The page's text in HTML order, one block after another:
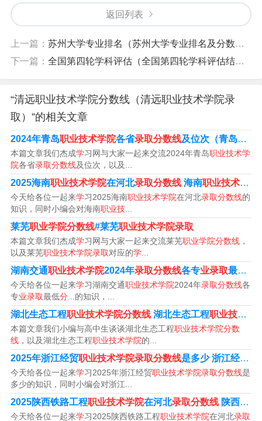
2、清远职业技术学院2023年在广东省(普通类专科批)最低
录取分数分别为：物理类437分、历史类428分。校园环
境：清远职业技术学院成立于2002年。
如下：学校概况：清远市职业技术学校成立于1998年，是
经广东省教育厅批准设立的全日制普通高等职业学校。
4、年清远职业技术学院在广东物理的最低录取分数线为39
2分，对应的录取位次为259996。2021年清远职业技术学
院在广东历史的最低录取分数线为389分，对应的录取位次
为153400。
5、年清远职业技术学院在广东物理的最低录取分数线为39
2分，对应的录取位次为259996。2021年清远职业技术学
院在广东历史的最低录取分数线为385分，对应的录取位次
为156435。
返回列表
上一篇： 苏州大学专业排名（苏州大学专业排名及分数线）
下一篇： 全国第四轮学科评估（全国第四轮学科评估结果）
“清远职业技术学院分数线（清远职业技术学院录
取）”的相关文章
2024年青岛职业技术学院各省录取分数线及位次（青岛职业
本篇文章我们杰成学习网与大家一起来交流2024年青岛职业技术学
院各省录取分数线及位次，以及...
2025海南职业技术学院在河北录取分数线 海南职业技术学院
今天给各位一起来学习2025海南职业技术学院在河北录取分数线的
知识，同时小编会对海南职业技
莱芜职业学院分数线#莱芜职业技术学院录取
本篇文章我们杰成学习网与大家一起来交流莱芜职业学院分数线 ，
以及莱芜职业技术学院录取对应的学
湖南交通职业技术学院2024年录取分数线各专业录取最低
今天给各位一起来学习湖南交通职业技术学院2024年录取分数线各
专业录取最低分 ...的知识，...
湖北生态工程职业技术学院分数线 湖北生态工程职业技术学院
本篇文章我们小编与高中生谈谈湖北生态工程职业技术学院分数
线 ，以及湖北生态工程职业技术学院的...
2025年浙江经贸职业技术学院录取分数线是多少 浙江经贸
今天给各位一起来学习2025年浙江经贸职业技术学院录取分数线是
多少的知识，同时小编会对浙江...
2025陕西铁路工程职业技术学院在河北录取分数线 陕西铁路工程
今天给各位一起来学习2025陕西铁路工程职业技术学院在河北录取